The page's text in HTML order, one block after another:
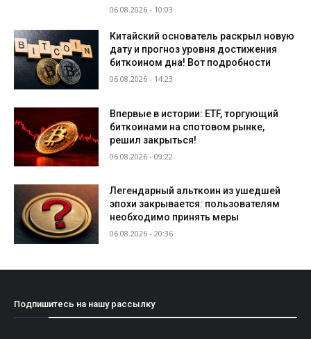
06.08.2026 - 10:03
Китайский основатель раскрыл новую
дату и прогноз уровня достижения
биткоином дна! Вот подробности
06.08.2026 - 14:23
Впервые в истории: ETF, торгующий
биткоинами на спотовом рынке,
решил закрыться!
06.08.2026 - 09:22
Легендарный альткоин из ушедшей
эпохи закрывается: пользователям
необходимо принять меры
06.08.2026 - 20:36
Подпишитесь на нашу рассылку